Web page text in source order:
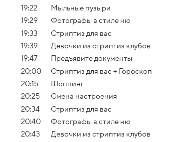
19:22
Мыльные пузыри
19:29
Фотографы в стиле ню
19:33
Стриптиз для вас
19:39
Девочки из стриптиз клубов
19:47
Предъявите документы
20:00
Стриптиз для вас + Гороскоп
20:15
Шоппинг
20:25
Смена настроения
20:34
Стриптиз для вас
20:40
Фотографы в стиле ню
20:43
Девочки из стриптиз клубов